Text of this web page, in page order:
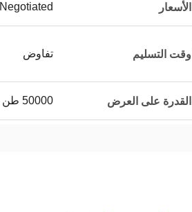
الأسعار Negotiated
وقت التسليم تفاوض
القدرة على العرض 50000 طن متري / شهر